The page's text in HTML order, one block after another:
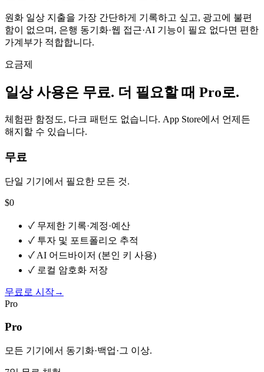
원화 일상 지출을 가장 간단하게 기록하고 싶고, 광고에 불편
함이 없으며, 은행 동기화·웹 접근·AI 기능이 필요 없다면 편한
가계부가 적합합니다.
요금제
일상 사용은 무료. 더 필요할 때 Pro로.
체험판 함정도, 다크 패턴도 없습니다. App Store에서 언제든
해지할 수 있습니다.
무료
단일 기기에서 필요한 모든 것.
$0
✓ 무제한 기록·계정·예산
✓ 투자 및 포트폴리오 추적
✓ AI 어드바이저 (본인 키 사용)
✓ 로컬 암호화 저장
무료로 시작→
Pro
Pro
모든 기기에서 동기화·백업·그 이상.